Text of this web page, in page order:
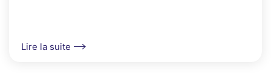
Lire la suite